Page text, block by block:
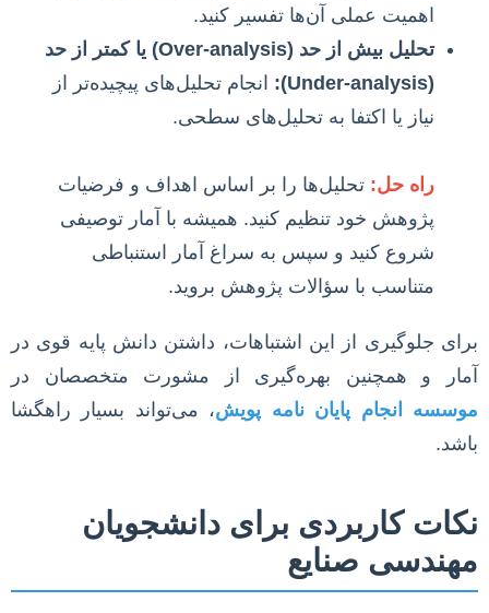
اهمیت عملی آن‌ها تفسیر کنید.
تحلیل بیش از حد (Over-analysis) یا کمتر از حد
(Under-analysis):
انجام تحلیل‌های پیچیده‌تر از
نیاز یا اکتفا به تحلیل‌های سطحی.
راه حل: تحلیل‌ها را بر اساس اهداف و فرضیات
پژوهش خود تنظیم کنید. همیشه با آمار توصیفی
شروع کنید و سپس به سراغ آمار استنباطی
متناسب با سؤالات پژوهش بروید.
برای جلوگیری از این اشتباهات، داشتن دانش پایه قوی در
آمار و همچنین بهره‌گیری از مشورت متخصصان در
موسسه انجام پایان نامه پویش، می‌تواند بسیار راهگشا
باشد.
نکات کاربردی برای دانشجویان
مهندسی صنایع